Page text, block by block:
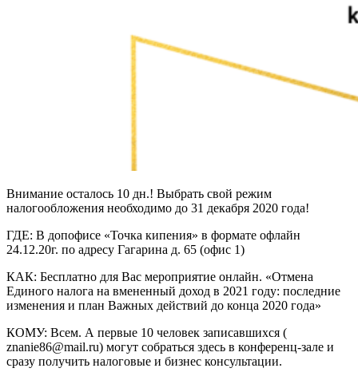
Внимание осталось 10 дн.! Выбрать свой режим
налогообложения необходимо до 31 декабря 2020 года!
ГДЕ: В допофисе «Точка кипения» в формате офлайн
24.12.20г. по адресу Гагарина д. 65 (офис 1)
КАК: Бесплатно для Вас мероприятие онлайн. «Отмена
Единого налога на вмененный доход в 2021 году: последние
изменения и план Важных действий до конца 2020 года»
КОМУ: Всем. А первые 10 человек записавшихся (
znanie86@mail.ru) могут собраться здесь в конференц-зале и
сразу получить налоговые и бизнес консультации.